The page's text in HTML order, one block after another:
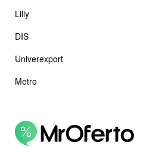
Lilly
DIS
Univerexport
Metro